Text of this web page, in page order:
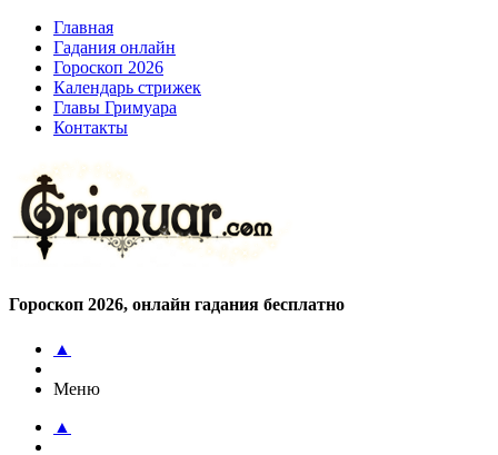
Главная
Гадания онлайн
Гороскоп 2026
Календарь стрижек
Главы Гримуара
Контакты
Гороскоп 2026, онлайн гадания бесплатно
▲
Меню
▲